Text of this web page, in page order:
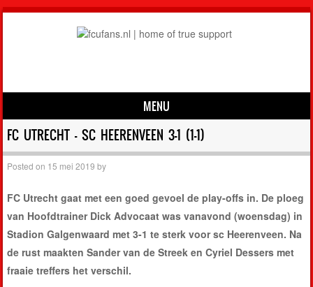
MENU
Skip to content
FC UTRECHT – SC HEERENVEEN 3-1 (1-1)
Posted on 15 mei 2019 by
FC Utrecht gaat met een goed gevoel de play-offs in. De ploeg
van Hoofdtrainer Dick Advocaat was vanavond (woensdag) in
Stadion Galgenwaard met 3-1 te sterk voor sc Heerenveen. Na
de rust maakten Sander van de Streek en Cyriel Dessers met
fraaie treffers het verschil.